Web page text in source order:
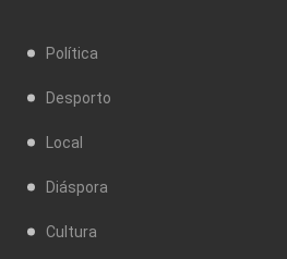
Política
Desporto
Local
Diáspora
Cultura